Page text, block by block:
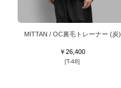
MITTAN / OC裏毛トレーナー (炭)
￥26,400
[T-48]